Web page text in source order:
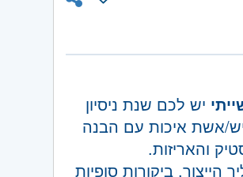
יש לכם שנת ניסיון
אשת איכות עם הבנה
והאריזות.
הייצור, ביקורות סופיות